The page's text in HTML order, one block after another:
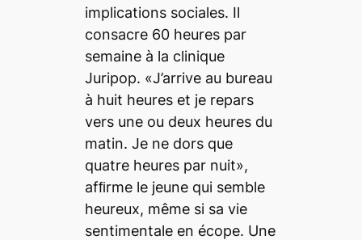
implications sociales. Il
consacre 60 heures par
semaine à la clinique
Juripop. «J’arrive au bureau
à huit heures et je repars
vers une ou deux heures du
matin. Je ne dors que
quatre heures par nuit»,
afﬁrme le jeune qui semble
heureux, même si sa vie
sentimentale en écope. Une